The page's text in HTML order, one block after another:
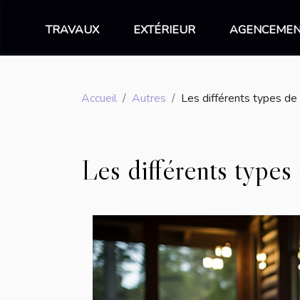
TRAVAUX EXTÉRIEUR
Accueil Autres Les différents types
Les différents